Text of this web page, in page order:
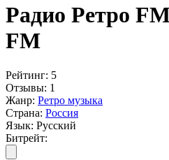
Радио Ретро
FM
Рейтинг: 5
Отзывы: 1
Жанр: Ретро музыка
Страна: Россия
Язык: Русский
Битрейт: